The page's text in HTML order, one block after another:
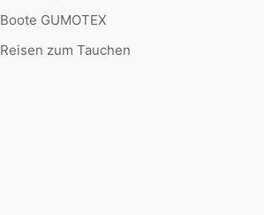
Boote GUMOTEX
Reisen zum Tauchen